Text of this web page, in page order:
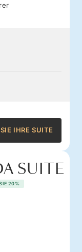
IHRE SUITE
SUITE
20%